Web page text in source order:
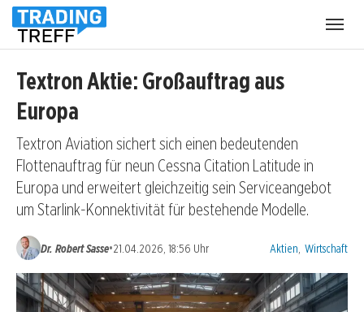
Textron Aktie: Großauftrag aus
Europa
Textron Aviation sichert sich einen bedeutenden
Flottenauftrag für neun Cessna Citation Latitude in
Europa und erweitert gleichzeitig sein Serviceangebot
um Starlink-Konnektivität für bestehende Modelle.
Dr. Robert Sasse•21.04.2026, 18:56 Uhr Kategorien:
Aktien Wirtschaft